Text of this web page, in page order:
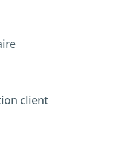
client